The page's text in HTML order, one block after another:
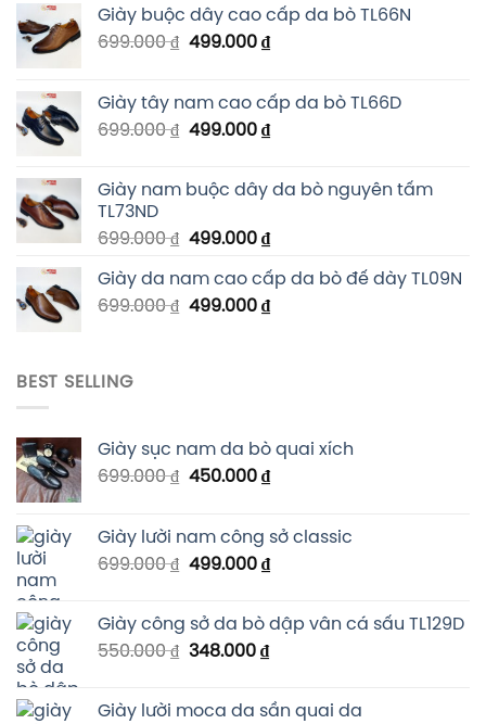
Giày buộc dây cao cấp da bò TL66N
699.000₫ 499.000₫
Giày tây nam cao cấp da bò TL66D
699.000₫ 499.000₫
Giày nam buộc dây da bò nguyên tấm
TL73ND
699.000₫ 499.000₫
Giày da nam cao cấp da bò đế dày TL09N
699.000₫ 499.000₫
BEST SELLING
Giày sục nam da bò quai xích
699.000₫ 450.000₫
Giày lười nam công sở classic
699.000₫ 499.000₫
Giày công sở da bò dập vân cá sấu TL129D
550.000₫ 348.000₫
Giày lười moca da sần quai da